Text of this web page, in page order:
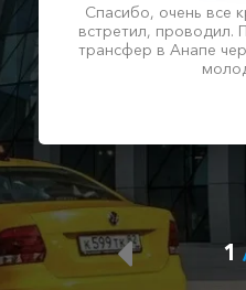
Спасибо, очень все
встретил, проводил.
трансфер в Анапе
1